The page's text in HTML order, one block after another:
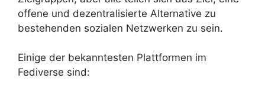
offene und dezentralisierte Alternative zu
bestehenden sozialen Netzwerken zu sein.
Einige der bekanntesten Plattformen im
Fediverse sind: